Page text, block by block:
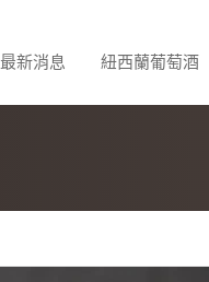
最新消息 紐西蘭葡萄酒